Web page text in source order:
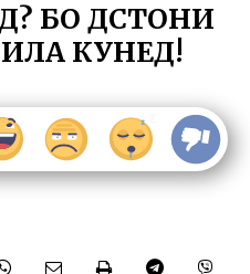
БО ДӮСТОНИ
КУНЕД!